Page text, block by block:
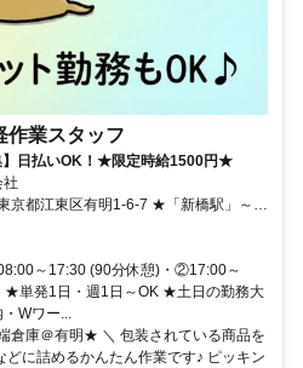
作業スタッフ
明／ 【大量募集】日払いOK！★限定時給1500円★
社
有明1-6-7 ★「新橋駅」～無
～17:30 (90分休憩)・②17:00～
単発1日・週1日～OK ★土日の勤務大
Wワー...
倉庫＠有明★ ＼ 包装されている商品を
に詰めるかんたん作業です♪ ピッキン